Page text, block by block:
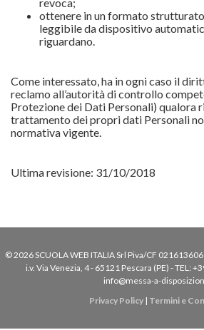
ottenere in un formato
leggibile da dispositivo
riguardano.
Come interessato, ha in ogni caso il
reclamo all’autorità di controllo
Protezione dei Dati Personali) qualora
trattamento dei propri dati Personali
normativa vigente.
Ultima revisione: 31/10/2018
© 2026 SCUOLA WEB ITALIA Srl Piva/CF
i.v. Via Venezia, 4 - 65121 Pescara (PE) - TEL:
info@messa-a-
Privacy Policy| Termini e